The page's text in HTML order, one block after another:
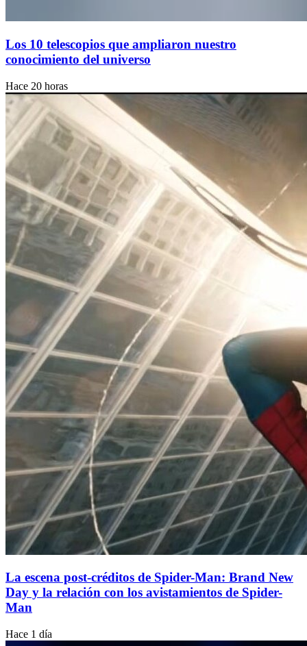
Los 10 telescopios que ampliaron nuestro
conocimiento del universo
Hace 20 horas
La escena post-créditos de Spider-Man: Brand New
Day y la relación con los avistamientos de Spider-
Man
Hace 1 día